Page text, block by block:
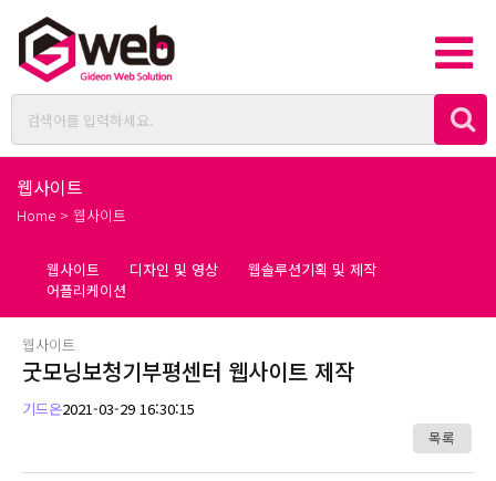
웹사이트
Home > 웹사이트
웹사이트 디자인 및 영상
웹솔루션기획 및 제작
어플리케이션
웹사이트
굿모닝보청기부평센터 웹사이트 제작
기드온2021-03-29 16:30:15
목록